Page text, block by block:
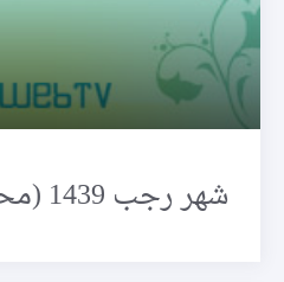
شهر رجب 1439 (محاضرات)